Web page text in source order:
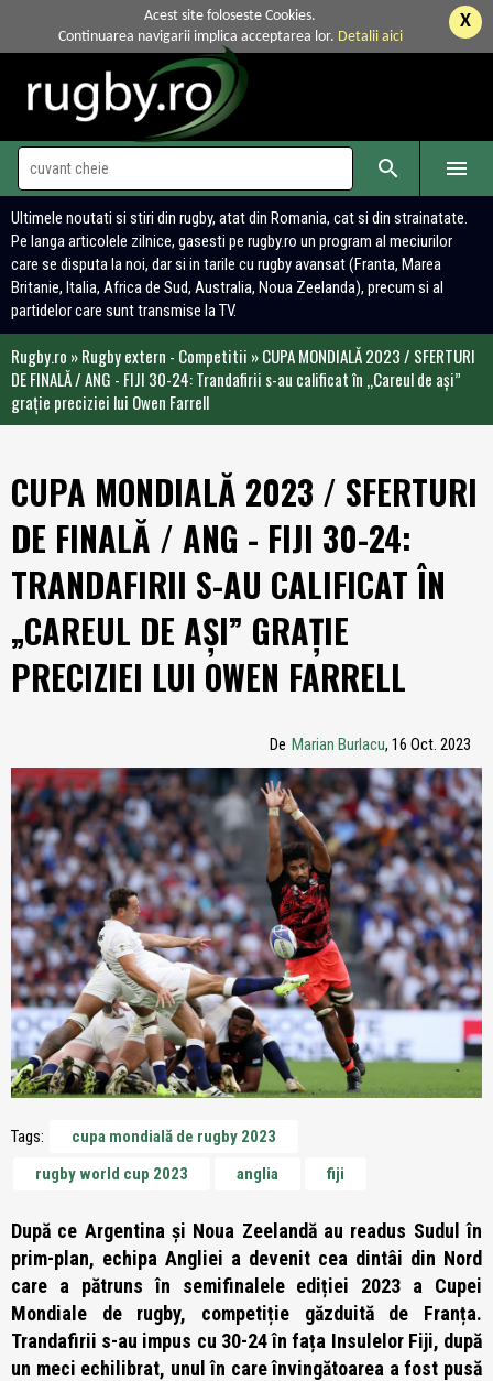
X
Acest site foloseste Cookies.
Continuarea navigarii implica acceptarea lor. Detalii aici
 
Ultimele noutati si stiri din rugby, atat din Romania, cat si din strainatate.
Pe langa articolele zilnice, gasesti pe rugby.ro un program al meciurilor
care se disputa la noi, dar si in tarile cu rugby avansat (Franta, Marea
Britanie, Italia, Africa de Sud, Australia, Noua Zeelanda), precum si al
partidelor care sunt transmise la TV.
Rugby.ro »Rugby extern - Competitii »CUPA MONDIALĂ 2023 / SFERTURI
DE FINALĂ / ANG - FIJI 30-24: Trandafirii s-au calificat în „Careul de ași”
grație preciziei lui Owen Farrell
CUPA MONDIALĂ 2023 / SFERTURI
DE FINALĂ / ANG - FIJI 30-24:
TRANDAFIRII S-AU CALIFICAT ÎN
„CAREUL DE AȘI” GRAȚIE
PRECIZIEI LUI OWEN FARRELL
De Marian Burlacu, 16 Oct. 2023
Tags:
cupa mondială de rugby 2023
rugby world cup 2023
anglia fiji
După ce Argentina și Noua Zeelandă au readus Sudul în
prim-plan, echipa Angliei a devenit cea dintâi din Nord
care a pătruns în semifinalele ediției 2023 a Cupei
Mondiale de rugby, competiție găzduită de Franța.
Trandafirii s-au impus cu 30-24 în fața Insulelor Fiji, după
un meci echilibrat, unul în care învingătoarea a fost pusă